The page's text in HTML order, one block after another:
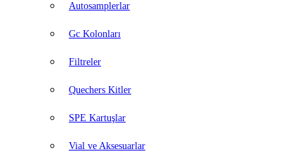
Autosamplerlar
Gc Kolonları
Filtreler
Quechers Kitler
SPE Kartuşlar
Vial ve Aksesuarlar